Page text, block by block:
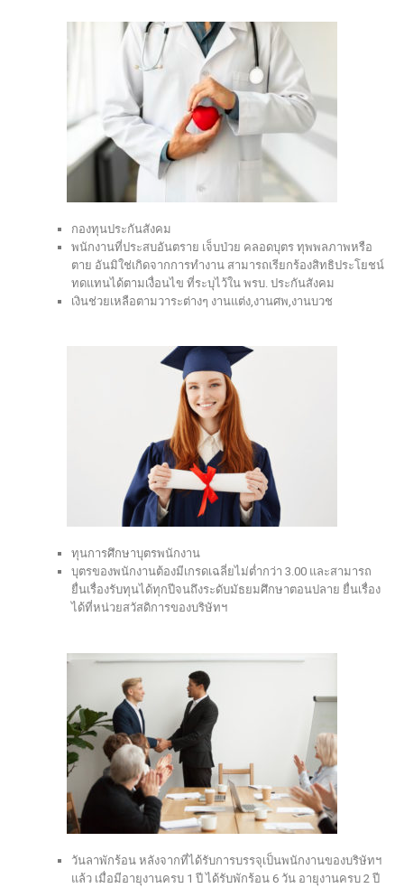
กองทุนประกันสังคม
พนักงานที่ประสบอันตราย เจ็บป่วย คลอดบุตร ทุพพลภาพหรือ
ตาย อันมิใช่เกิดจากการทำงาน สามารถเรียกร้องสิทธิประโยชน์
ทดแทนได้ตามเงื่อนไข ที่ระบุไว้ใน พรบ. ประกันสังคม
เงินช่วยเหลือตามวาระต่างๆ งานแต่ง,งานศพ,งานบวช
ทุนการศึกษาบุตรพนักงาน
บุตรของพนักงานต้องมีเกรดเฉลี่ยไม่ต่ำกว่า 3.00 และสามารถ
ยื่นเรื่องรับทุนได้ทุกปีจนถึงระดับมัธยมศึกษาตอนปลาย ยื่นเรื่อง
ได้ที่หน่วยสวัสดิการของบริษัทฯ
วันลาพักร้อน หลังจากที่ได้รับการบรรจุเป็นพนักงานของบริษัทฯ
แล้ว เมื่อมีอายุงานครบ 1 ปี ได้รับพักร้อน 6 วัน อายุงานครบ 2 ปี